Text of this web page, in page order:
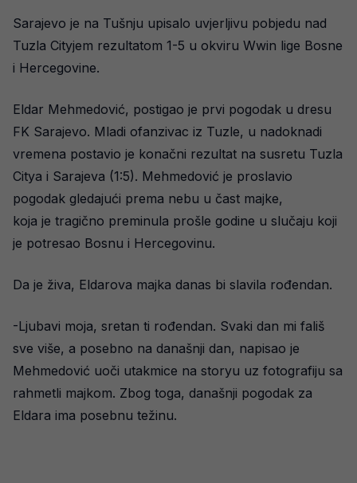
Sarajevo je na Tušnju upisalo uvjerljivu pobjedu nad
Tuzla Cityjem rezultatom 1-5 u okviru Wwin lige Bosne
i Hercegovine.
Eldar Mehmedović, postigao je prvi pogodak u dresu
FK Sarajevo. Mladi ofanzivac iz Tuzle, u nadoknadi
vremena postavio je konačni rezultat na susretu Tuzla
Citya i Sarajeva (1:5). Mehmedović je proslavio
pogodak gledajući prema nebu u čast majke,
koja je tragično preminula prošle godine u slučaju koji
je potresao Bosnu i Hercegovinu.
Da je živa, Eldarova majka danas bi slavila rođendan.
-Ljubavi moja, sretan ti rođendan. Svaki dan mi fališ
sve više, a posebno na današnji dan, napisao je
Mehmedović uoči utakmice na storyu uz fotografiju sa
rahmetli majkom. Zbog toga, današnji pogodak za
Eldara ima posebnu težinu.